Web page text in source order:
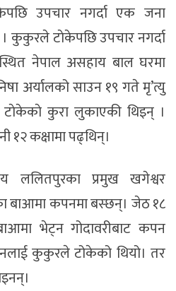
उपचार नगर्दा एक जना
कुकुरले टाेकेपछि उपचार नगर्दा
नेपाल असहाय बाल घरमा
अर्यालको साउन १९ गते मृ’त्यु
कुरा लुकाएकी थिइन् ।
१२ कक्षामा पढ्थिन्।
ललितपुरका प्रमुख खगेश्वर
बाआमा कपनमा बस्छन्। जेठ १८
भेट्न गोदावरीबाट कपन
कुकुरले टोकेको थियो। तर